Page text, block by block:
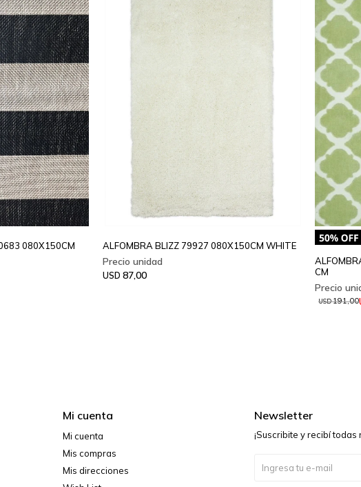
080X150CM
ALFOMBRA BLIZZ 79927 080X150CM WHITE
USD 87,00
CM
USD191,00
Mi cuenta
Mi cuenta
Mis compras
Mis direcciones
Newsletter
¡Suscribite y recibí